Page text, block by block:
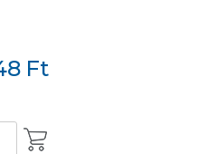
Ft